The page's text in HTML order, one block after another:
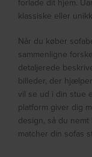
forlade dit hjem.
klassiske eller
Når du køber
sammenligne
detaljerede
billeder, der
vil se ud i din stue
platform giver dig
design, så du
matcher din sofas